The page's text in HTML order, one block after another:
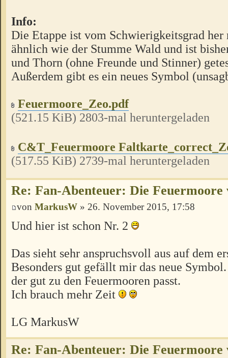
Info:
Die Etappe ist vom Schwierigkeitsgrad her
ähnlich wie der Stumme Wald und ist
und Thorn (ohne Freunde und Stinner)
Außerdem gibt es ein neues Symbol
Feuermoore_Zeo.pdf
(521.15 KiB) 2803-mal heruntergeladen
C&T_Feuermoore
(517.55 KiB) 2739-mal heruntergeladen
Re: Fan-Abenteuer: Die Feuermoore
von MarkusW » 26. November 2015, 17:58
Und hier ist schon Nr. 2
Das sieht sehr anspruchsvoll aus auf dem
Besonders gut gefällt mir das neue
der gut zu den Feuermooren passt.
Ich brauch mehr Zeit
LG MarkusW
Re: Fan-Abenteuer: Die Feuermoore